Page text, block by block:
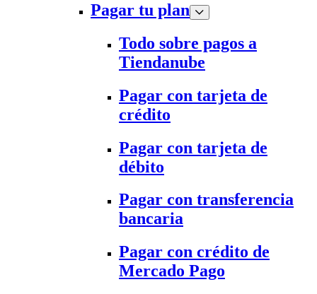
Pagar tu plan
Todo sobre pagos a
Tiendanube
Pagar con tarjeta de
crédito
Pagar con tarjeta de
débito
Pagar con transferencia
bancaria
Pagar con crédito de
Mercado Pago